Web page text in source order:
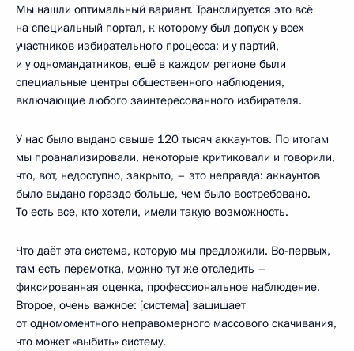
Мы нашли оптимальный вариант. Транслируется это всё
на специальный портал, к которому был допуск у всех
участников избирательного процесса: и у партий,
и у одномандатников, ещё в каждом регионе были
специальные центры общественного наблюдения,
включающие любого заинтересованного избирателя.
У нас было выдано свыше 120 тысяч аккаунтов. По итогам
мы проанализировали, некоторые критиковали и говорили,
что, вот, недоступно, закрыто, – это неправда: аккаунтов
было выдано гораздо больше, чем было востребовано.
То есть все, кто хотели, имели такую возможность.
Что даёт эта система, которую мы предложили. Во-первых,
там есть перемотка, можно тут же отследить –
фиксированная оценка, профессиональное наблюдение.
Второе, очень важное: [система] защищает
от одномоментного неправомерного массового скачивания,
что может «выбить» систему.